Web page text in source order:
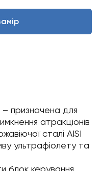
– призначена для
атракціонів
сталі AISI
ультрафіолету та
блок керування